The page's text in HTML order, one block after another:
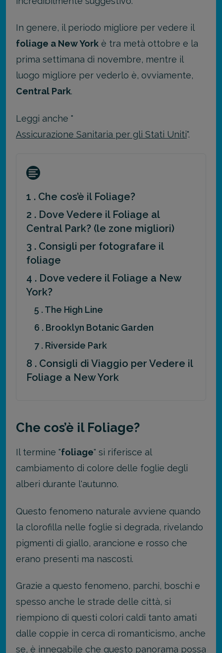
In genere, il periodo migliore per vedere il
foliage a New York è tra metà ottobre e la
prima settimana di novembre, mentre il
luogo migliore per vederlo è, ovviamente,
Central Park.
Leggi anche "
Assicurazione Sanitaria per gli Stati Uniti".
1 . Che cos’è il Foliage?
2 . Dove Vedere il Foliage al
Central Park? (le zone migliori)
3 . Consigli per fotografare il
foliage
4 . Dove vedere il Foliage a New
York?
5 . The High Line
6 . Brooklyn Botanic Garden
7 . Riverside Park
8 . Consigli di Viaggio per Vedere il
Foliage a New York
Che cos’è il Foliage?
Il termine "foliage" si riferisce al
cambiamento di colore delle foglie degli
alberi durante l'autunno.
Questo fenomeno naturale avviene quando
la clorofilla nelle foglie si degrada, rivelando
pigmenti di giallo, arancione e rosso che
erano presenti ma nascosti.
Grazie a questo fenomeno, parchi, boschi e
spesso anche le strade delle città, si
riempiono di questi colori caldi tanto amati
dalle coppie in cerca di romanticismo, anche
se, è innegabile che questo panorama possa